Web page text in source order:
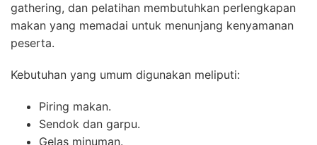
gathering, dan pelatihan membutuhkan perlengkapan
makan yang memadai untuk menunjang kenyamanan
peserta.
Kebutuhan yang umum digunakan meliputi:
Piring makan.
Sendok dan garpu.
Gelas minuman.